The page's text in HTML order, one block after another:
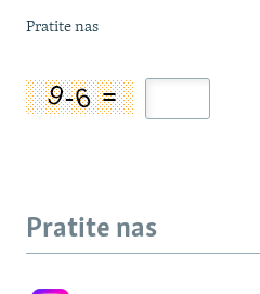
Pratite nas
Pratite nas